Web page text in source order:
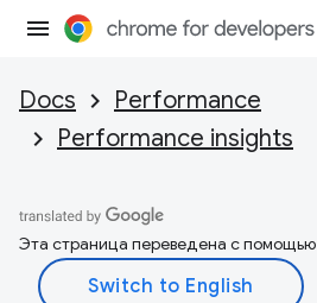
Docs
Performance
Performance insights
Эта страница переведена с помощью